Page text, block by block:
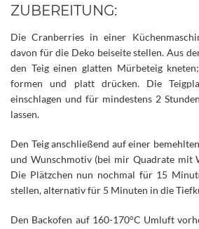
ZUBEREITUNG:
Die Cranberries in einer
davon für die Deko beiseite stellen. Aus
den Teig einen glatten Mürbeteig
formen und platt drücken. Die
einschlagen und für mindestens 2
lassen.
Den Teig anschließend auf einer
und Wunschmotiv (bei mir Quadrate mit
Die Plätzchen nun nochmal für 15
stellen, alternativ für 5 Minuten in die
Den Backofen auf 160-170°C Umluft